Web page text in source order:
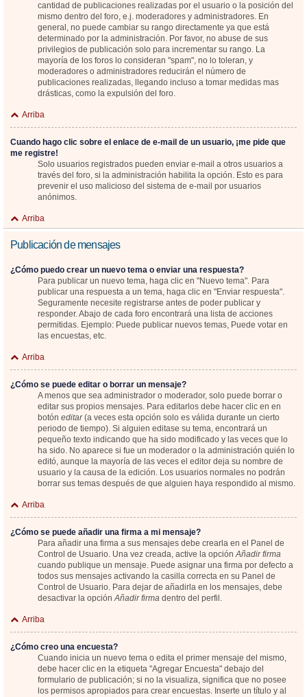
cantidad de publicaciones realizadas por el usuario o la posición del
mismo dentro del foro, e.j. moderadores y administradores. En
general, no puede cambiar su rango directamente ya que está
determinado por la administración. Por favor, no abuse de sus
privilegios de publicación solo para incrementar su rango. La
mayoría de los foros lo consideran "spam", no lo toleran, y
moderadores o administradores reducirán el número de
publicaciones realizadas, llegando incluso a tomar medidas mas
drásticas, como la expulsión del foro.
Arriba
Cuando hago clic sobre el enlace de e-mail de un usuario, ¡me pide que
me registre!
Solo usuarios registrados pueden enviar e-mail a otros usuarios a
través del foro, si la administración habilita la opción. Esto es para
prevenir el uso malicioso del sistema de e-mail por usuarios
anónimos.
Arriba
Publicación de mensajes
¿Cómo puedo crear un nuevo tema o enviar una respuesta?
Para publicar un nuevo tema, haga clic en "Nuevo tema". Para
publicar una respuesta a un tema, haga clic en "Enviar respuesta".
Seguramente necesite registrarse antes de poder publicar y
responder. Abajo de cada foro encontrará una lista de acciones
permitidas. Ejemplo: Puede publicar nuevos temas, Puede votar en
las encuestas, etc.
Arriba
¿Cómo se puede editar o borrar un mensaje?
A menos que sea administrador o moderador, solo puede borrar o
editar sus propios mensajes. Para editarlos debe hacer clic en en
botón editar(a veces esta opción solo es válida durante un cierto
periodo de tiempo). Si alguien editase su tema, encontrará un
pequeño texto indicando que ha sido modificado y las veces que lo
ha sido. No aparece si fue un moderador o la administración quién lo
editó, aunque la mayoría de las veces el editor deja su nombre de
usuario y la causa de la edición. Los usuarios normales no podrán
borrar sus temas después de que alguien haya respondido al mismo.
Arriba
¿Cómo se puede añadir una firma a mi mensaje?
Para añadir una firma a sus mensajes debe crearla en el Panel de
Control de Usuario. Una vez creada, active la opciónAñadir firma
cuando publique un mensaje. Puede asignar una firma por defecto a
todos sus mensajes activando la casilla correcta en su Panel de
Control de Usuario. Para dejar de añadirla en los mensajes, debe
desactivar la opciónAñadir firma dentro del perfil.
Arriba
¿Cómo creo una encuesta?
Cuando inicia un nuevo tema o edita el primer mensaje del mismo,
debe hacer clic en la etiqueta "Agregar Encuesta" debajo del
formulario de publicación; si no la visualiza, significa que no posee
los permisos apropiados para crear encuestas. Inserte un título y al